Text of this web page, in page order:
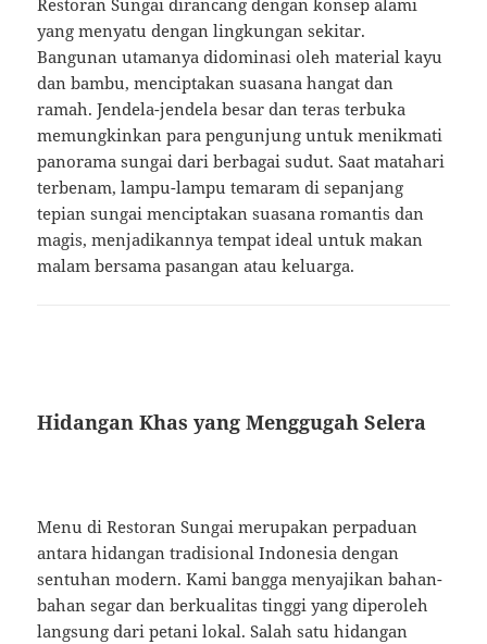
Restoran Sungai dirancang dengan konsep alami
yang menyatu dengan lingkungan sekitar.
Bangunan utamanya didominasi oleh material kayu
dan bambu, menciptakan suasana hangat dan
ramah. Jendela-jendela besar dan teras terbuka
memungkinkan para pengunjung untuk menikmati
panorama sungai dari berbagai sudut. Saat matahari
terbenam, lampu-lampu temaram di sepanjang
tepian sungai menciptakan suasana romantis dan
magis, menjadikannya tempat ideal untuk makan
malam bersama pasangan atau keluarga.
Hidangan Khas yang Menggugah Selera
Menu di Restoran Sungai merupakan perpaduan
antara hidangan tradisional Indonesia dengan
sentuhan modern. Kami bangga menyajikan bahan-
bahan segar dan berkualitas tinggi yang diperoleh
langsung dari petani lokal. Salah satu hidangan